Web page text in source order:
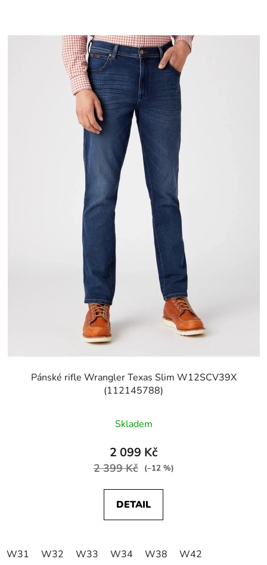
Pánské rifle Wrangler Texas Slim W12SCV39X
(112145788)
Skladem
2 099 Kč
2 399 Kč (–12 %)
DETAIL
W31 W32 W33 W34 W38 W42